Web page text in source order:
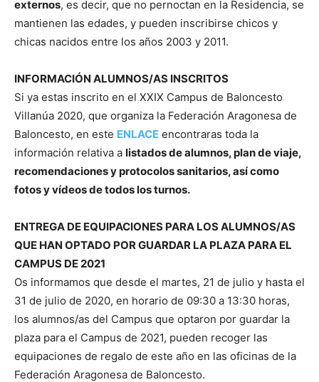
externos, es decir, que no pernoctan en la Residencia, se
mantienen las edades, y pueden inscribirse chicos y
chicas nacidos entre los años 2003 y 2011.
INFORMACIÓN ALUMNOS/AS INSCRITOS
Si ya estas inscrito en el XXIX Campus de Baloncesto
Villanúa 2020, que organiza la Federación Aragonesa de
Baloncesto, en este ENLACE encontraras toda la
información relativa a listados de alumnos, plan de viaje,
recomendaciones y protocolos sanitarios, así como
fotos y vídeos de todos los turnos.
ENTREGA DE EQUIPACIONES PARA LOS ALUMNOS/AS
QUE HAN OPTADO POR GUARDAR LA PLAZA PARA EL
CAMPUS DE 2021
Os informamos que desde el martes, 21 de julio y hasta el
31 de julio de 2020, en horario de 09:30 a 13:30 horas,
los alumnos/as del Campus que optaron por guardar la
plaza para el Campus de 2021, pueden recoger las
equipaciones de regalo de este año en las oficinas de la
Federación Aragonesa de Baloncesto.